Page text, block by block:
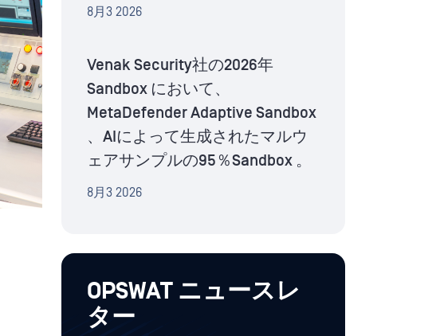
8月3 2026
Venak Security社の2026年
Sandbox において、
MetaDefender Adaptive Sandbox
、AIによって生成されたマルウ
ェアサンプルの95％Sandbox 。
8月3 2026
OPSWAT ニュースレ
ター